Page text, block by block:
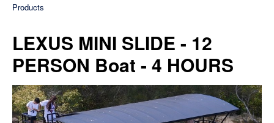
Products
LEXUS MINI SLIDE - 12
PERSON Boat - 4 HOURS